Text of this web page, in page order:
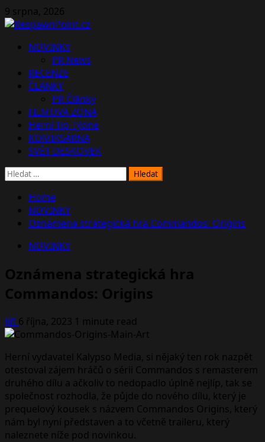
Skip
to
9 srpna, 2026
PrimaryNOVINKY
PR News
RECENZE
ČLÁNKY
PR Články
FILMOVÁ ZÓNA
Herní Tip Týdne
KOMIKSÁRNA
SVĚT DESKOVEK
Vyhledávání
Home
NOVINKY
Oznámena strategická hra Commandos: Origins
NOVINKY
Oznámena strategická hra
Commandos: Origins
Jiří6 října, 2023 1 minute read
Herní vydavatel Kalypso Media, si nějaký ten rok nazpět
otestoval zájem hráčů o sérii Commandos s remasterem
druhého dílu a ačkoliv to nedopadlo úplně nejlíp, tak se
společnost rozhodla, že půjde do nového dílu, který je
prequelový kousek s názvem Commandos Origins, který
nám byl nyní představen a to včetně traileru, který
naleznete níže pod novinkou.